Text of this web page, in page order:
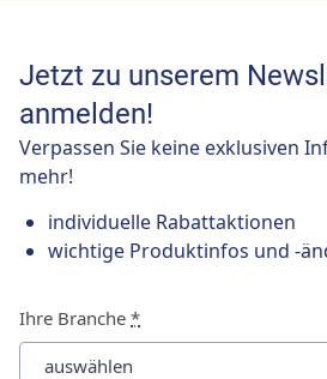
Jetzt zu unserem
anmelden!
Verpassen Sie keine exklusiven
mehr!
individuelle Rabattaktionen
wichtige Produktinfos und -
Ihre Branche *